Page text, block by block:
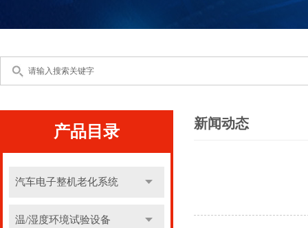
产品目录
汽车电子整机老化系统
温/湿度环境试验设备
新闻动态